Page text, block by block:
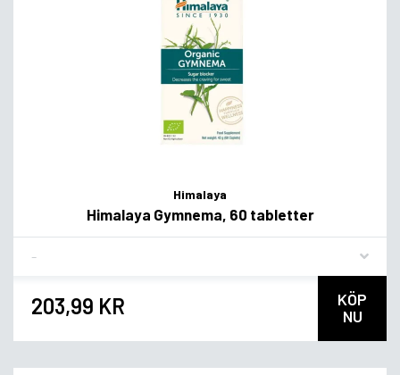
Himalaya
Himalaya Gymnema, 60 tabletter
203,99 KR
KÖP
NU